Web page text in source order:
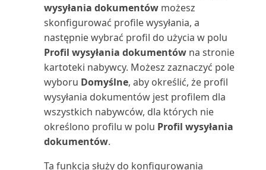
Zasób: lista (raport)
Zasób: podział kosztów (raport)
Zestawienie obrotów i sald
(raport)
Zestawienie obrotów i sald wg
okresu (raport)
Zestawienie obrotów i
wysyłania dokumentówmożesz
skonfigurować profile wysyłania, a
następnie wybrać profil do użycia w polu
Profil wysyłania dokumentówna stronie
kartoteki nabywcy. Możesz zaznaczyć pole
wyboru Domyślne, aby określić, że profil
wysyłania dokumentów jest profilem dla
wszystkich nabywców, dla których nie
określono profilu w polu Profil wysyłania
dokumentów.
Ta funkcja służy do konfigurowania